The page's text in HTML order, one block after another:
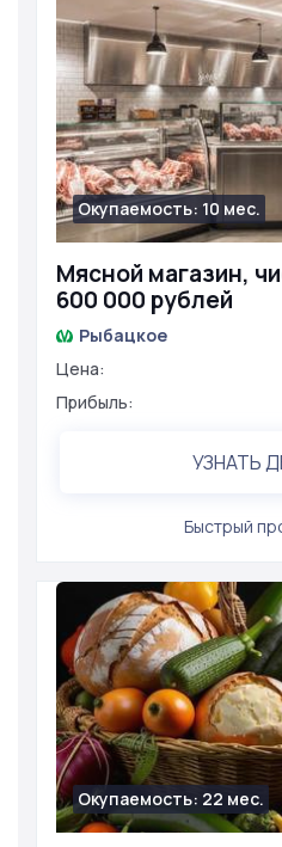
Мясной магазин,
600 000 рублей
Окупаемость: 10 мес.
Рыбацкое
Цена:
Прибыль:
УЗНАТЬ
Быстрый
Окупаемость: 22 мес.